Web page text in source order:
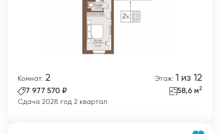
Комнат: 2 Этаж: 1 из 12
7 977 570 ₽ 58,6 м2
Сдача 2028 год 2 квартал